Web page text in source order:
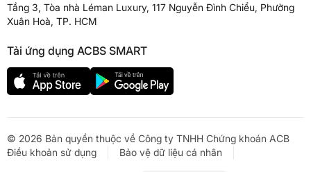
Tầng 3, Tòa nhà Léman Luxury, 117 Nguyễn Đình Chiểu, Phường
Xuân Hoà, TP. HCM
Tải ứng dụng ACBS SMART
© 2026 Bản quyền thuộc về Công ty TNHH Chứng khoán ACB
Điều khoản sử dụng
Bảo vệ dữ liệu cá nhân